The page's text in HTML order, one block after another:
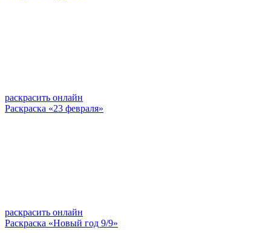
раскрасить онлайн
Раскраска «23 февраля»
раскрасить онлайн
Раскраска «Новый год 9/9»